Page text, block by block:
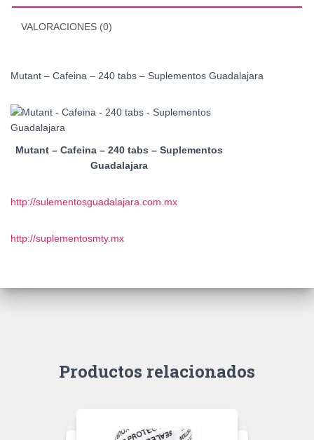
VALORACIONES (0)
Mutant – Cafeina – 240 tabs – Suplementos Guadalajara
Mutant – Cafeina – 240 tabs – Suplementos
Guadalajara
http://sulementosguadalajara.com.mx
http://suplementosmty.mx
Productos relacionados